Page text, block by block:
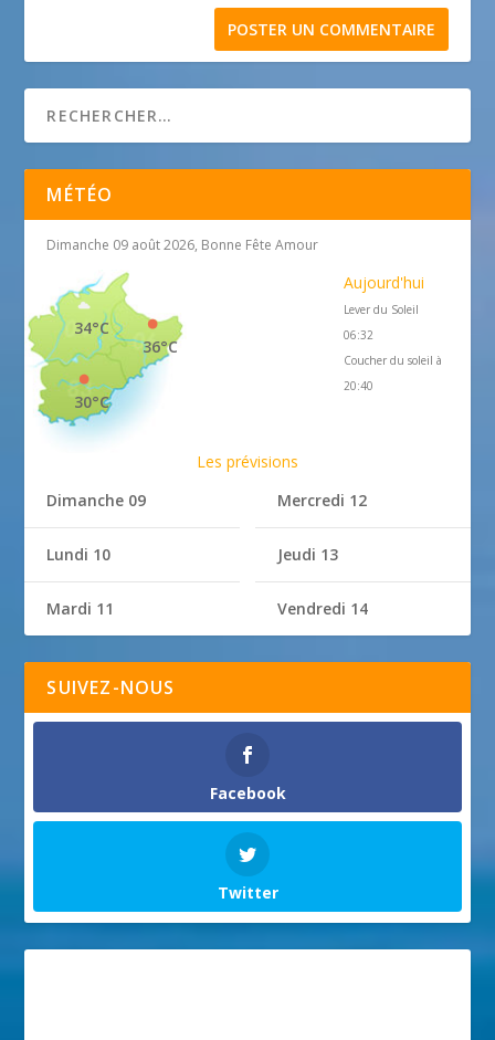
MÉTÉO
Dimanche 09 août 2026, Bonne Fête Amour
36°C
34°C
30°C
Aujourd'hui
Lever du Soleil
06:32
Coucher du soleil à
20:40
Les prévisions
Dimanche 09
Lundi 10
Mardi 11
Mercredi 12
Jeudi 13
Vendredi 14
SUIVEZ-NOUS
Facebook
Twitter